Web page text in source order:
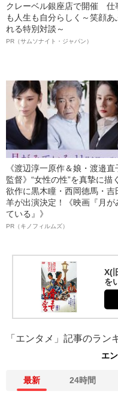
クレーベル銀座店で開催 仕
も人生も自分らしく～笑顔あ
れる特別対談～
PR（サムソナイト・ジャパン）
《渡辺淳一原作＆娘・渡邉直
監督》“女性の性”を真摯に描
欲作に黒木瞳・西岡德馬・吉
羊が出演決定！《映画『月が
ている』》
PR（キノフィルムズ）
X(
を
「エンタメ」記事のラン
エ
最新 24時間